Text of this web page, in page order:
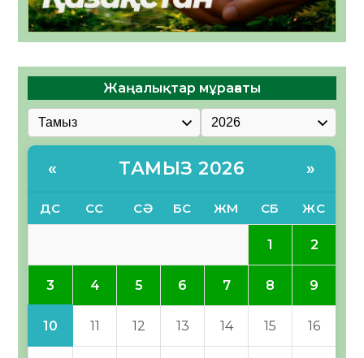
Жаңалықтар мұрағаты
« ТАМЫЗ 2026 »
ДС СС СӘ БС ЖМ СБ ЖС
1 2
3 4 5 6 7 8 9
10 11 12 13 14 15 16